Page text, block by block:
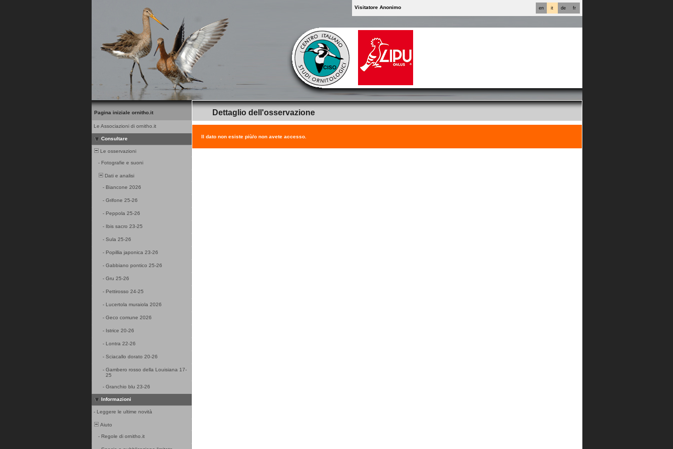
fr
de
it
en
Visitatore Anonimo
Pagina iniziale ornitho.it
Le Associazioni di ornitho.it
Consultare
Le osservazioni
- Fotografie e suoni
Dati e analisi
- Biancone 2026
- Grifone 25-26
- Peppola 25-26
- Ibis sacro 23-25
- Sula 25-26
- Popillia japonica 23-26
- Gabbiano pontico 25-26
- Gru 25-26
- Pettirosso 24-25
- Lucertola muraiola 2026
- Geco comune 2026
- Istrice 20-26
- Lontra 22-26
- Sciacallo dorato 20-26
- Gambero rosso della Louisiana 17-
25
- Granchio blu 23-26
Informazioni
- Leggere le ultime novità
Aiuto
- Regole di ornitho.it
Dettaglio dell'osservazione
Il dato non esiste più/o non avete accesso.